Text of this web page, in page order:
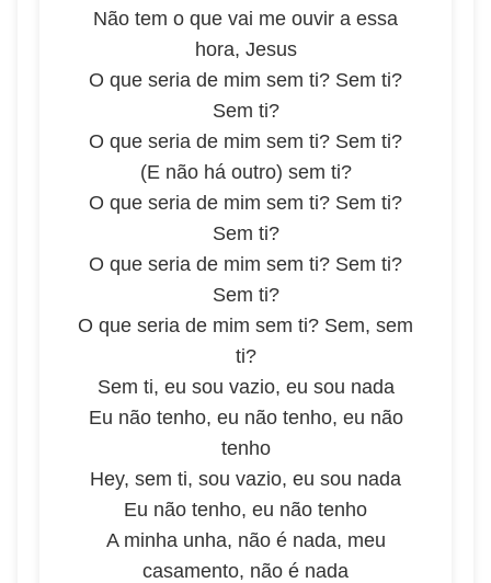
Não tem o que vai me ouvir a essa
hora, Jesus
O que seria de mim sem ti? Sem ti?
Sem ti?
O que seria de mim sem ti? Sem ti?
(E não há outro) sem ti?
O que seria de mim sem ti? Sem ti?
Sem ti?
O que seria de mim sem ti? Sem ti?
Sem ti?
O que seria de mim sem ti? Sem, sem
ti?
Sem ti, eu sou vazio, eu sou nada
Eu não tenho, eu não tenho, eu não
tenho
Hey, sem ti, sou vazio, eu sou nada
Eu não tenho, eu não tenho
A minha unha, não é nada, meu
casamento, não é nada